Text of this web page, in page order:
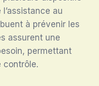
au
à prévenir les
assurent une
permettant
contrôle.